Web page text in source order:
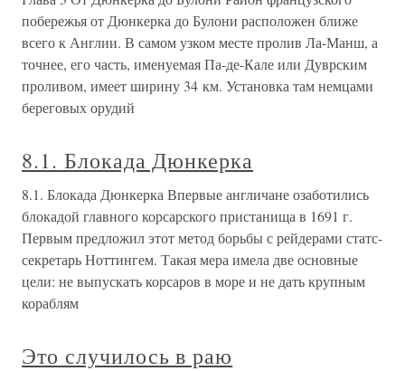
побережья от Дюнкерка до Булони расположен ближе
всего к Англии. В самом узком месте пролив Ла-Манш, а
точнее, его часть, именуемая Па-де-Кале или Дуврским
проливом, имеет ширину 34 км. Установка там немцами
береговых орудий
8.1. Блокада Дюнкерка
8.1. Блокада Дюнкерка Впервые англичане озаботились
блокадой главного корсарского пристанища в 1691 г.
Первым предложил этот метод борьбы с рейдерами статс-
секретарь Ноттингем. Такая мера имела две основные
цели: не выпускать корсаров в море и не дать крупным
кораблям
Это случилось в раю